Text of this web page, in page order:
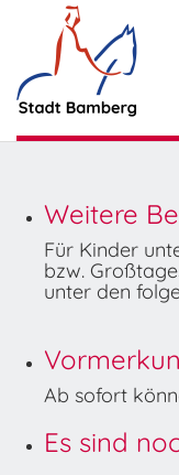
Weitere
Für Kinder
bzw.
unter den
Ab sofort
Es sind